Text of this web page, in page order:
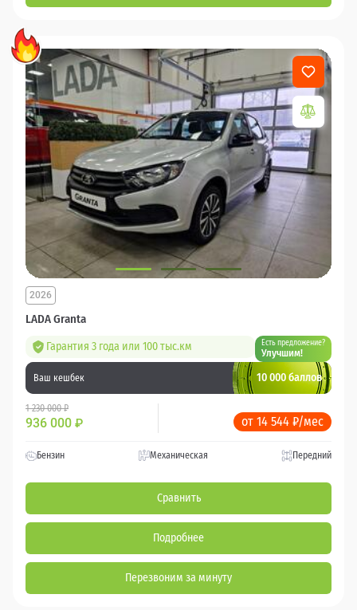
LADA Granta
2026
Гарантия 3 года или 100 тыс.км Есть предложение?
Улучшим!
Ваш кешбек 10 000 баллов
1 230 000 ₽
936 000 ₽ от 14 544 ₽/мес
Бензин Механическая Передний
Сравнить
Подробнее
Перезвоним за минуту